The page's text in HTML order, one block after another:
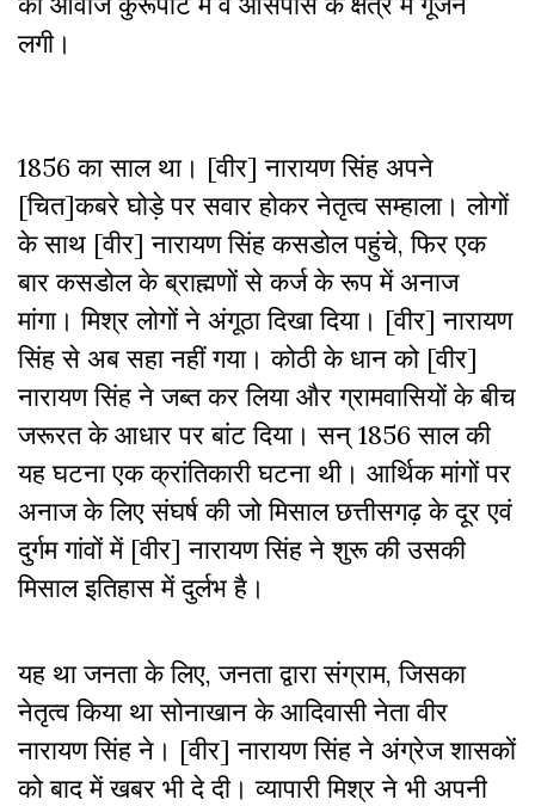
लगी।
1856 का साल था। [वीर] नारायण सिंह अपने
[चित]कबरे घोड़े पर सवार होकर नेतृत्व सम्हाला। लोगों
के साथ [वीर] नारायण सिंह कसडोल पहुंचे, फिर एक
बार कसडोल के ब्राह्मणों से कर्ज के रूप में अनाज
मांगा। मिश्र लोगों ने अंगूठा दिखा दिया। [वीर] नारायण
सिंह से अब सहा नहीं गया। कोठी के धान को [वीर]
नारायण सिंह ने जब्त कर लिया और ग्रामवासियों के बीच
जरूरत के आधार पर बांट दिया। सन् 1856 साल की
यह घटना एक क्रांतिकारी घटना थी। आर्थिक मांगों पर
अनाज के लिए संघर्ष की जो मिसाल छत्तीसगढ़ के दूर एवं
दुर्गम गांवों में [वीर] नारायण सिंह ने शुरू की उसकी
मिसाल इतिहास में दुर्लभ है।
यह था जनता के लिए, जनता द्वारा संग्राम, जिसका
नेतृत्व किया था सोनाखान के आदिवासी नेता वीर
नारायण सिंह ने। [वीर] नारायण सिंह ने अंग्रेज शासकों
को बाद में खबर भी दे दी। व्यापारी मिश्र ने भी अपनी